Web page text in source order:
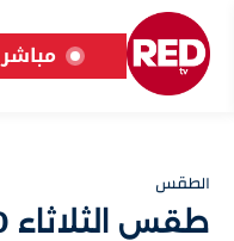
مباشر
الطقس
طقس الثلاثاء 30 حزيران 2026